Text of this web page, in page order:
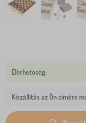
Kiszállítás az Ön címére